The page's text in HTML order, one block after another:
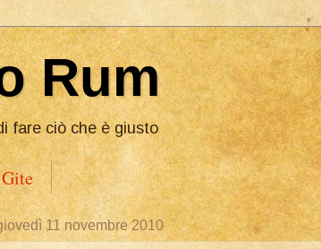
Rum
fare ciò che è giusto
Gite
11 novembre 2010